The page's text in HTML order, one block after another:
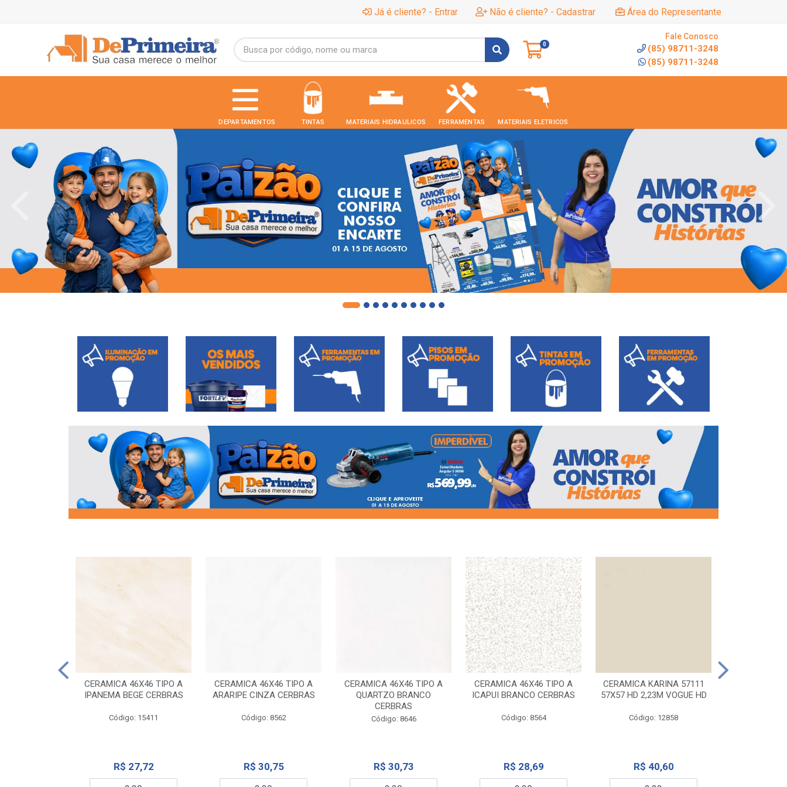
Já é cliente? - Entrar Não é cliente? - Cadastrar Área do Representante
0
Fale Conosco
(85) 98711-3248
(85) 98711-3248
DEPARTAMENTOS TINTAS MATERIAIS HIDRAULICOS FERRAMENTAS MATERIAIS ELETRICOS
CERAMICA 46X46 TIPO A
IPANEMA BEGE CERBRAS
Código: 15411
R$ 27,72
CERAMICA 46X46 TIPO A
ARARIPE CINZA CERBRAS
Código: 8562
R$ 30,75
CERAMICA 46X46 TIPO A
QUARTZO BRANCO
CERBRAS
Código: 8646
R$ 30,73
CERAMICA 46X46 TIPO A
ICAPUI BRANCO CERBRAS
Código: 8564
R$ 28,69
CERAMICA KARINA 57111
57X57 HD 2,23M VOGUE HD
Código: 12858
R$ 40,60